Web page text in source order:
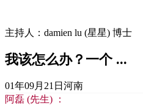
主持人：damien lu (星星) 博士
我该怎么办？一个 ...
01年09月21日 河南
阿磊 (先生) ：